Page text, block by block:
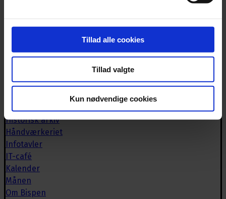
Tillad alle cookies
Tillad valgte
Kun nødvendige cookies
Bispen
Book lokaler
Brugerrådet
Deutsche Bücherei
Historisk arkiv
Håndværkeriet
Infotavler
IT-café
Kalender
Månen
Om Bispen